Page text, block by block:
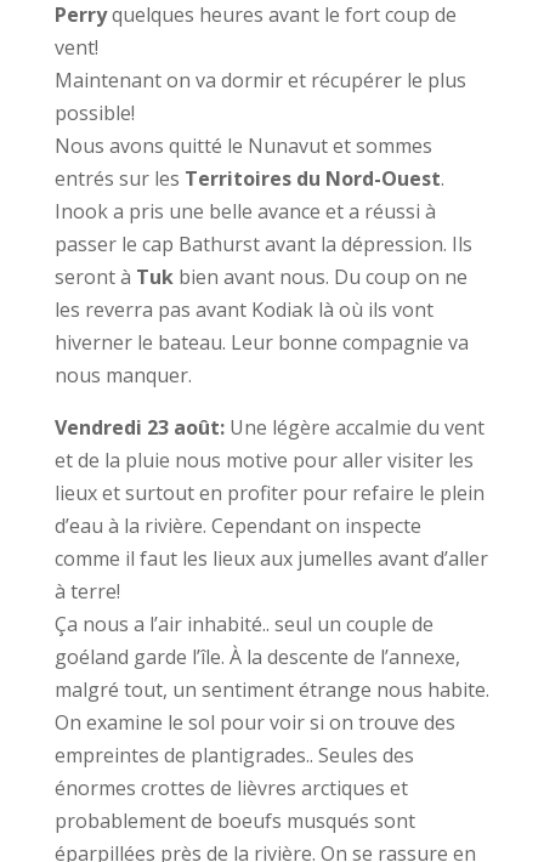
Perryquelques heures avant le fort coup de
vent!
Maintenant on va dormir et récupérer le plus
possible!
Nous avons quitté le Nunavut et sommes
entrés sur les Territoires du Nord-Ouest.
Inook a pris une belle avance et a réussi à
passer le cap Bathurst avant la dépression. Ils
seront à Tukbien avant nous. Du coup on ne
les reverra pas avant Kodiak là où ils vont
hiverner le bateau. Leur bonne compagnie va
nous manquer.
Vendredi 23 août: Une légère accalmie du vent
et de la pluie nous motive pour aller visiter les
lieux et surtout en profiter pour refaire le plein
d’eau à la rivière. Cependant on inspecte
comme il faut les lieux aux jumelles avant d’aller
à terre!
Ça nous a l’air inhabité.. seul un couple de
goéland garde l’île. À la descente de l’annexe,
malgré tout, un sentiment étrange nous habite.
On examine le sol pour voir si on trouve des
empreintes de plantigrades.. Seules des
énormes crottes de lièvres arctiques et
probablement de boeufs musqués sont
éparpillées près de la rivière. On se rassure en